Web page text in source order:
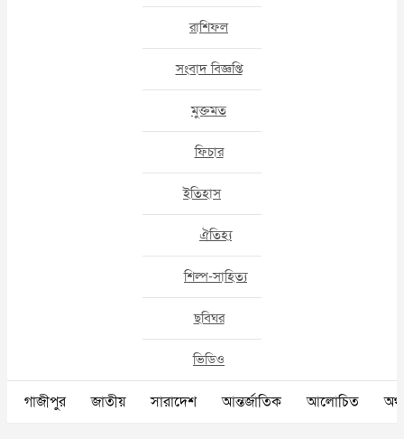
রাশিফল
সংবাদ বিজ্ঞপ্তি
মুক্তমত
ফিচার
ইতিহাস
ঐতিহ্য
শিল্প-সাহিত্য
ছবিঘর
ভিডিও
গাজীপুর জাতীয় সারাদেশ আন্তর্জাতিক আলোচিত